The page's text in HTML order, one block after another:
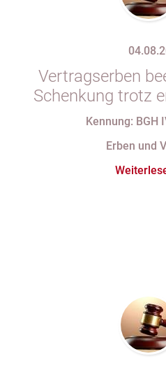
Vertragserben
Schenkung trotz
Kennung: BGH
Erben und